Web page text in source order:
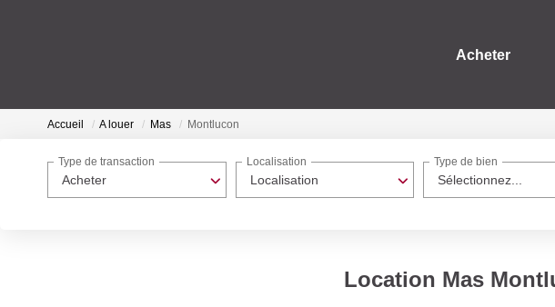
Acheter
Accueil A louer Mas Montlucon
Acheter
Type de transaction
Localisation
Localisation
Sélectionnez...
Type de bien
Location Mas